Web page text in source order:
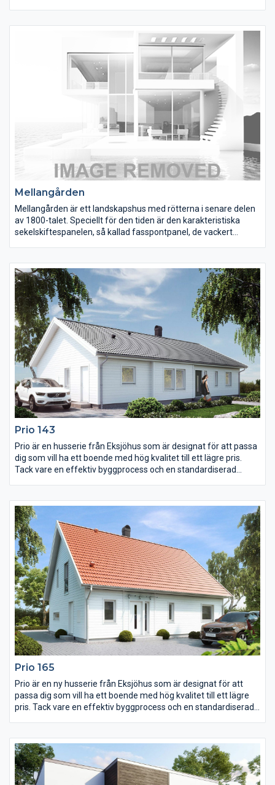
sovrum, allrum, kök och vardagsrum visar att Lyckan visst går
att köpa för pengar.
Mellangården
Mellangården är ett landskapshus med rötterna i senare delen
av 1800-talet. Speciellt för den tiden är den karakteristiska
sekelskiftespanelen, så kallad fasspontpanel, de vackert
köket anknyter till äldre byggnadstraditioner. Huset har 2,6
meter i takhöjd på entréplanet. Här finns allt du kan förvänta dig
av ett genuint landskapshus.
Prio 143
Prio är en husserie från Eksjöhus som är designat för att passa
dig som vill ha ett boende med hög kvalitet till ett lägre pris.
Tack vare en effektiv byggprocess och en standardiserad
vårt övriga sortiment.
Prio 165
Prio är en ny husserie från Eksjöhus som är designat för att
passa dig som vill ha ett boende med hög kvalitet till ett lägre
pris. Tack vare en effektiv byggprocess och en standardiserad
vårt övriga sortiment.